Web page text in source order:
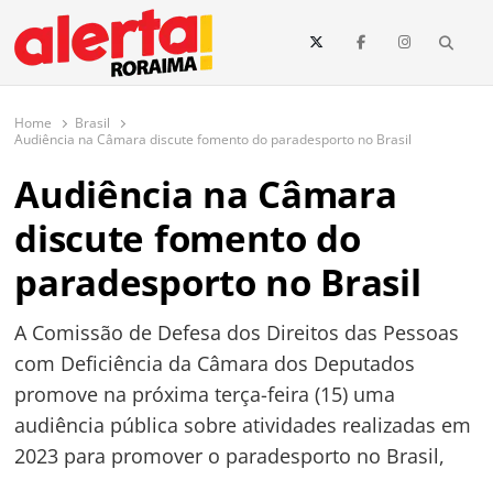
conteúdo
O maior portal de notícias de Roraima
O Alerta Roraima é seu portal de notícias completo sobre política,
e todo o estado de Roraima. Fique sempre informado com
atualizações em tempo real!
Home
Brasil
Audiência na Câmara discute fomento do paradesporto no Brasil
Audiência na Câmara
discute fomento do
paradesporto no Brasil
A Comissão de Defesa dos Direitos das Pessoas
com Deficiência da Câmara dos Deputados
promove na próxima terça-feira (15) uma
audiência pública sobre atividades realizadas em
2023 para promover o paradesporto no Brasil,